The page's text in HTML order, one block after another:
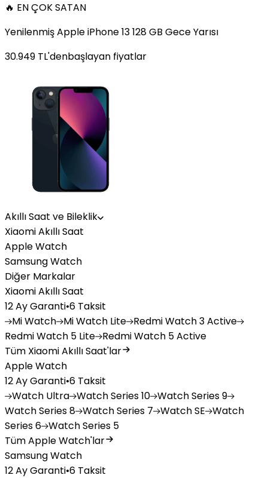
🔥 EN ÇOK SATAN
Yenilenmiş Apple iPhone 13 128 GB Gece Yarısı
30.949 TL'denbaşlayan fiyatlar
Akıllı Saat ve Bileklik
Xiaomi Akıllı Saat
Apple Watch
Samsung Watch
Diğer Markalar
Xiaomi Akıllı Saat
12 Ay Garanti•6 Taksit
MiWatch MiWatch Lite RedmiWatch 3 Active
RedmiWatch 5 Lite RedmiWatch 5 Active
Tüm Xiaomi Akıllı Saat'lar
Apple Watch
12 Ay Garanti•6 Taksit
Watch Ultra WatchSeries 10 WatchSeries 9
WatchSeries 8 WatchSeries 7 WatchSE Watch
Series 6 WatchSeries 5
Tüm Apple Watch'lar
Samsung Watch
12 Ay Garanti•6 Taksit